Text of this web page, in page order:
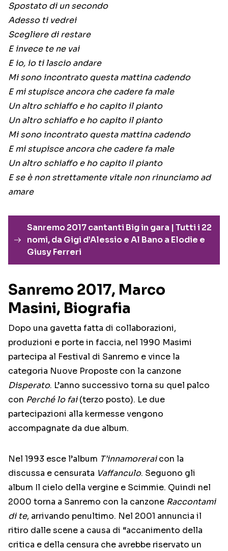
Spostato di un secondo
Adesso ti vedrei
Scegliere di restare
E invece te ne vai
E io, io ti lascio andare
Mi sono incontrato questa mattina cadendo
E mi stupisce ancora che cadere fa male
Un altro schiaffo e ho capito il pianto
Un altro schiaffo e ho capito il pianto
Mi sono incontrato questa mattina cadendo
E mi stupisce ancora che cadere fa male
Un altro schiaffo e ho capito il pianto
E se è non strettamente vitale non rinunciamo ad
amare
Sanremo 2017 cantanti Big in gara | Tutti i 22
nomi, da Gigi d’Alessio e Al Bano a Elodie e
Giusy Ferreri
Sanremo 2017, Marco
Masini, Biografia
Dopo una gavetta fatta di collaborazioni,
produzioni e porte in faccia, nel 1990 Masimi
partecipa al Festival di Sanremo e vince la
categoria Nuove Proposte con la canzone
Disperato. L’anno successivo torna su quel palco
con Perché lo fai(terzo posto). Le due
partecipazioni alla kermesse vengono
accompagnate da due album.
Nel 1993 esce l’album T’innamoreraicon la
discussa e censurata Vaffanculo. Seguono gli
album Il cielo della vergine e Scimmie. Quindi nel
2000 torna a Sanremo con la canzone Raccontami
di te, arrivando penultimo. Nel 2001 annuncia il
ritiro dalle scene a causa di “accanimento della
critica e della censura che avrebbe riservato un